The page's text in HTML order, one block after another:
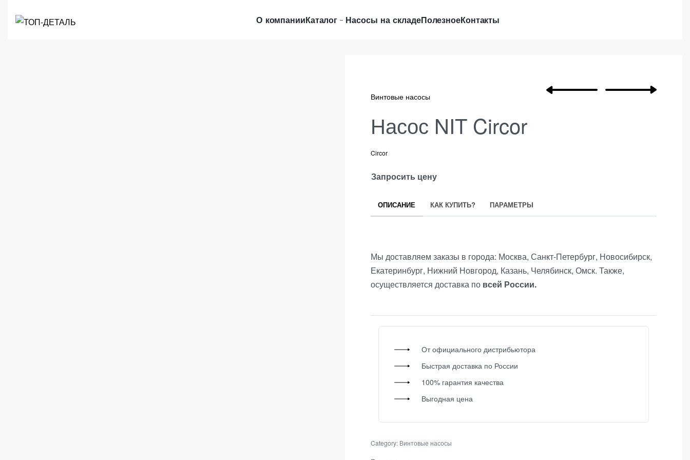
О компанииКаталог Насосы на складеПолезноеКонтакты
Винтовые насосы
Насос NIT Circor
Circor
Запросить цену
ОПИСАНИЕ КАК КУПИТЬ? ПАРАМЕТРЫ
Мы доставляем заказы в города: Москва, Санкт-Петербург, Новосибирск,
Екатеринбург, Нижний Новгород, Казань, Челябинск, Омск. Также,
осуществляется доставка по всей России.
От официального дистрибьютора
Быстрая доставка по России
100% гарантия качества
Выгодная цена
Category: Винтовые насосы